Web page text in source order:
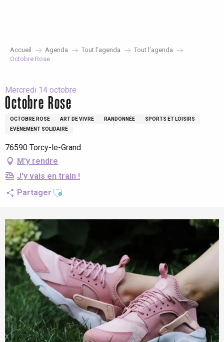
Accueil Agenda Tout l’agenda
Tout l’agenda
Octobre Rose
Mercredi 14 octobre
Octobre Rose
OCTOBRE ROSE ART DE VIVRE RANDONNÉE
SPORTS ET LOISIRS
EVÈNEMENT SOLIDAIRE
76590 Torcy-le-Grand
M'y rendre
J'y vais en train !
Partager Ajouter aux favoris